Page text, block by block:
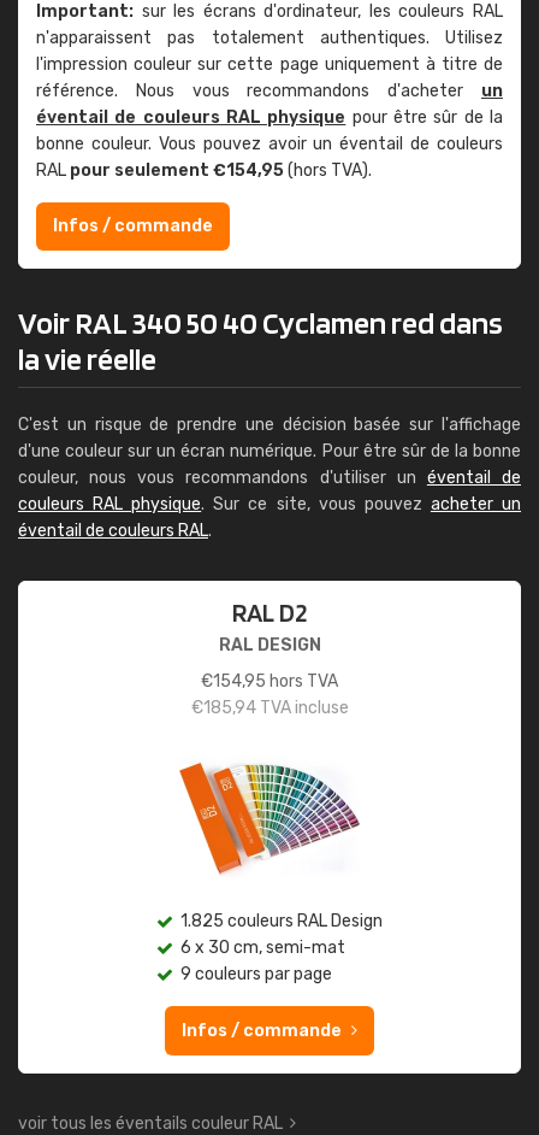
Important: sur les écrans d'ordinateur, les couleurs RAL
n'apparaissent pas totalement authentiques. Utilisez
l'impression couleur sur cette page uniquement à titre de
référence. Nous vous recommandons d'acheter un
éventail de couleurs RAL physique pour être sûr de la
bonne couleur. Vous pouvez avoir un éventail de couleurs
RAL pour seulement €154,95(hors TVA).
Infos / commande
Voir RAL 340 50 40 Cyclamen red dans
la vie réelle
C'est un risque de prendre une décision basée sur l'affichage
d'une couleur sur un écran numérique. Pour être sûr de la bonne
couleur, nous vous recommandons d'utiliser un éventail de
couleurs RAL physique. Sur ce site, vous pouvez acheter un
éventail de couleurs RAL.
RAL D2
RAL DESIGN
€154,95 hors TVA
€185,94TVA incluse
1.825 couleurs RAL Design
6 x 30 cm, semi-mat
9 couleurs par page
Infos / commande
voir tous les éventails couleur RAL